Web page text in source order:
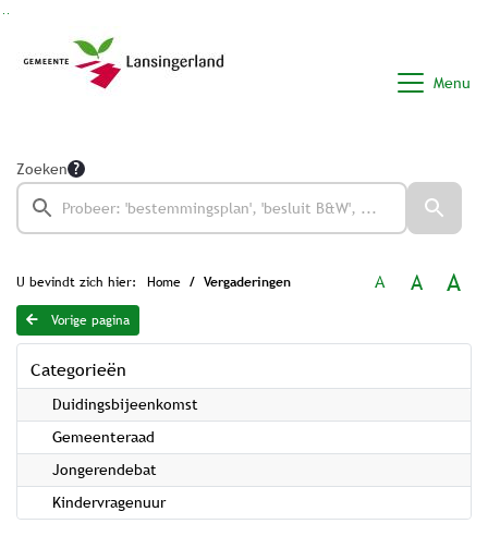
Menu
Zoeken
U bevindt zich hier: Home Vergaderingen A A A
Vorige pagina
Categorieën
Duidingsbijeenkomst
Gemeenteraad
Jongerendebat
Kindervragenuur